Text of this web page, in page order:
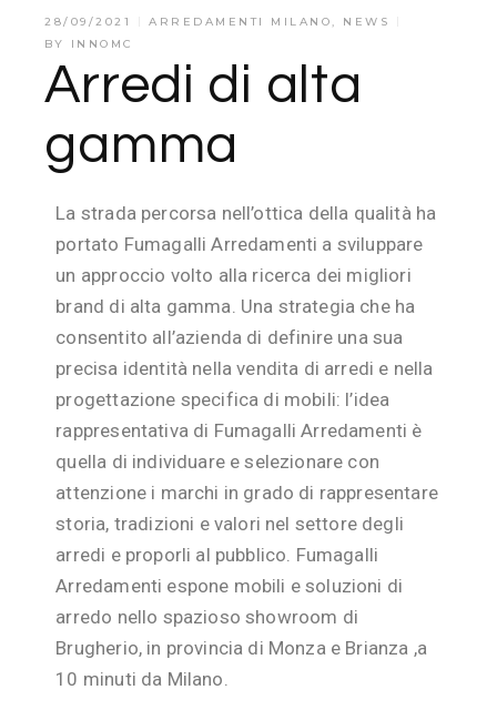
28/09/2021 ARREDAMENTI MILANO, NEWS
BY INNOMC
Arredi di alta
gamma
La strada percorsa nell’ottica della qualità ha
portato Fumagalli Arredamenti a sviluppare
un approccio volto alla ricerca dei migliori
brand di alta gamma. Una strategia che ha
consentito all’azienda di definire una sua
precisa identità nella vendita di arredi e nella
progettazione specifica di mobili: l’idea
rappresentativa di Fumagalli Arredamenti è
quella di individuare e selezionare con
attenzione i marchi in grado di rappresentare
storia, tradizioni e valori nel settore degli
arredi e proporli al pubblico. Fumagalli
Arredamenti espone mobili e soluzioni di
arredo nello spazioso showroom di
Brugherio, in provincia di Monza e Brianza ,a
10 minuti da Milano.